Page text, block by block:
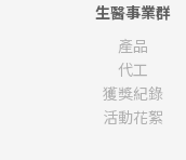
生醫事業群
產品
代工
獲獎紀錄
活動花絮